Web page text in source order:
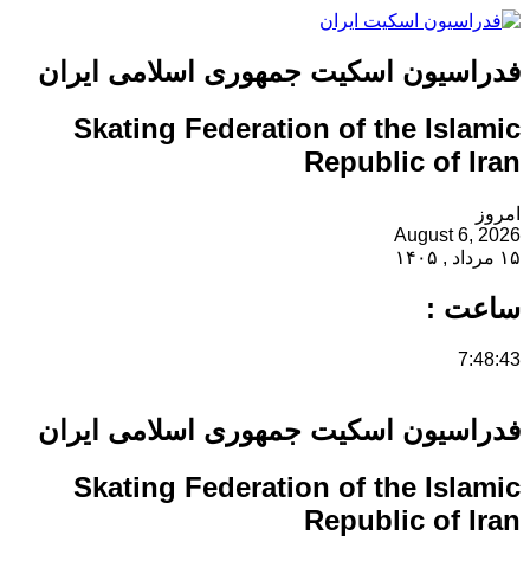
فدراسیون اسکیت جمهوری اسلامی ایران
Skating Federation of the Islamic
Republic of Iran
امروز
August 6, 2026
۱۵ مرداد , ۱۴۰۵
ساعت :
7:48:44
فدراسیون اسکیت جمهوری اسلامی ایران
Skating Federation of the Islamic
Republic of Iran